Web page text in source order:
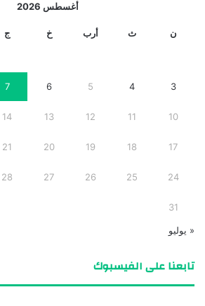
أغسطس 2026
ن ث أرب خ ج
3
4
5
6
7
10
11
12
13
14
17
18
19
20
21
24
25
26
27
28
31
« يوليو
تابعنا على الفيسبوك